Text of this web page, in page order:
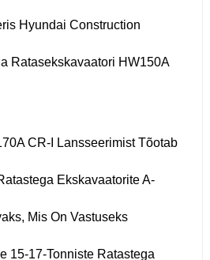
Hyundai Construction
Ratasekskavaatori HW150A
CR-I Lansseerimist Tõotab
Ekskavaatorite A-
Mis On Vastuseks
15-17-Tonniste Ratastega